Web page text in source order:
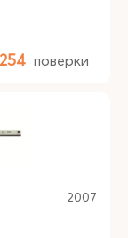
254 поверки
2007